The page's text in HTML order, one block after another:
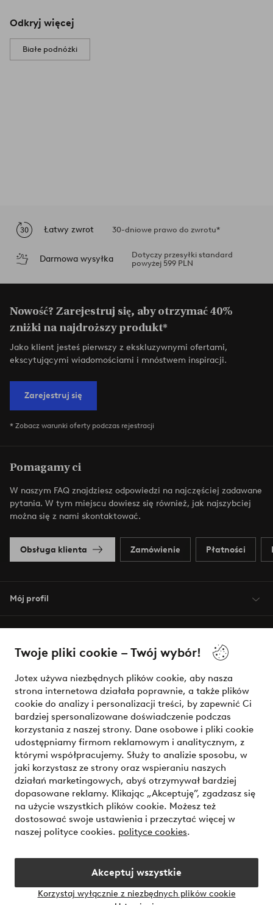
Twoje pliki cookie – Twój wybór!
Jotex używa niezbędnych plików cookie, aby nasza
strona internetowa działała poprawnie, a także plików
cookie do analizy i personalizacji treści, by zapewnić Ci
bardziej spersonalizowane doświadczenie podczas
korzystania z naszej strony. Dane osobowe i pliki cookie
udostępniamy firmom reklamowym i analitycznym, z
którymi współpracujemy. Służy to analizie sposobu, w
jaki korzystasz ze strony oraz wspieraniu naszych
działań marketingowych, abyś otrzymywał bardziej
dopasowane reklamy. Klikając „Akceptuję”, zgadzasz się
na użycie wszystkich plików cookie. Możesz też
dostosować swoje ustawienia i przeczytać więcej w
naszej polityce cookies. polityce cookies.
Akceptuj wszystkie
Korzystaj wyłącznie z niezbędnych plików cookie
Odkryj więcej
Białe podnóżki
Łatwy zwrot 30-dniowe prawo do zwrotu*
Darmowa wysyłka
Dotyczy przesyłki standard
powyżej 599 PLN
Nowość? Zarejestruj się, aby otrzymać 40%
zniżki na najdroższy produkt*
Jako klient jesteś pierwszy z ekskluzywnymi ofertami,
ekscytującymi wiadomościami i mnóstwem inspiracji.
Zarejestruj się
* Zobacz warunki oferty podczas rejestracji
Pomagamy ci
W naszym FAQ znajdziesz odpowiedzi na najczęściej zadawane
pytania. W tym miejscu dowiesz się również, jak najszybciej
można się z nami skontaktować.
Obsługa klienta Zamówienie Płatności
Mój profil
Warunki
Bezpieczne płatności - zapłać teraz lub podziel się
Chcesz dowiedzieć się więcej o naszych opcjach płatności